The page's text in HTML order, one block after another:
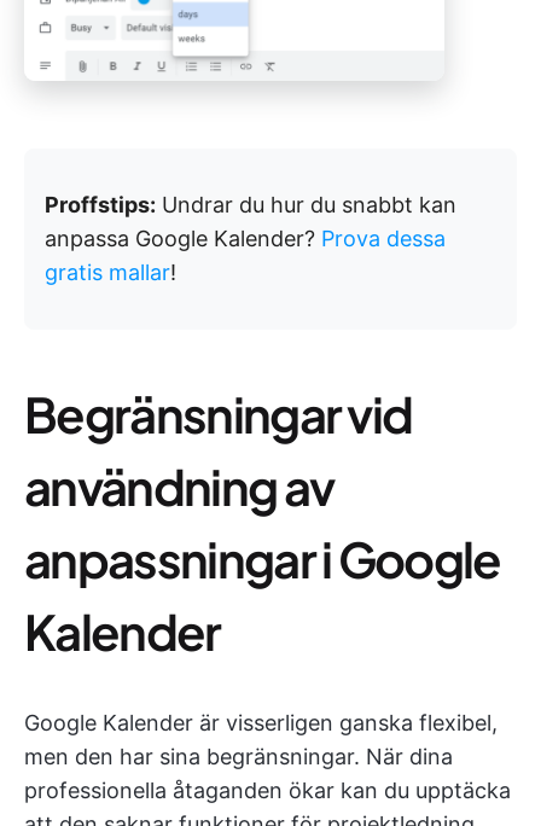
Proffstips: Undrar du hur du snabbt kan
anpassa Google Kalender? Prova dessa
gratis mallar!
Begränsningar vid
användning av
anpassningar i Google
Kalender
Google Kalender är visserligen ganska flexibel,
men den har sina begränsningar. När dina
professionella åtaganden ökar kan du upptäcka